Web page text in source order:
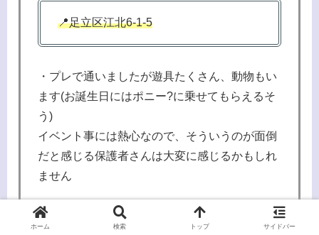
📍足立区江北6-1-5
・プレで通いましたが遊具たくさん、動物もい
ます(お誕生日にはポニー?に乗せてもらえるそ
う)
イベント事には熱心なので、そういうのが面倒
だと感じる保護者さんは大変に感じるかもしれ
ません
・園長先生も先生も熱心で優しいです。
ホーム 検索 トップ サイドバー